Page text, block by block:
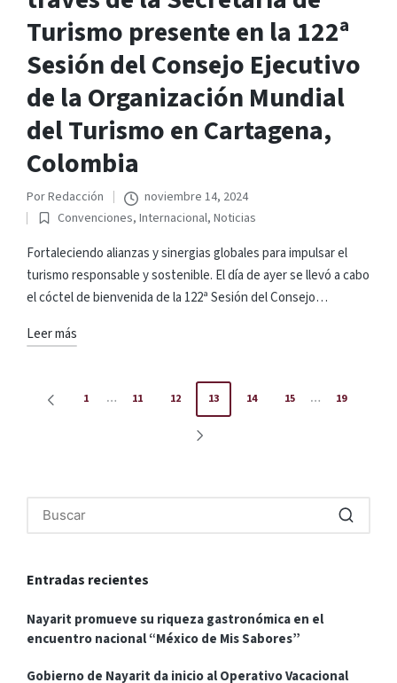
Turismo presente en la 122ª
Sesión del Consejo Ejecutivo
de la Organización Mundial
del Turismo en Cartagena,
Colombia
Publicado
por
PorRedacción
noviembre 14, 2024
Publicado
en
Convenciones, Internacional, Noticias
Fortaleciendo alianzas y sinergias globales para impulsar el
turismo responsable y sostenible. El día de ayer se llevó a cabo
el cóctel de bienvenida de la 122ª Sesión del Consejo…
Leer más
Paginación
PÁGINA
1 … 11 12 13 14 15 … 19
Entradas recientes
Nayarit promueve su riqueza gastronómica en el
encuentro nacional “México de Mis Sabores”
Gobierno de Nayarit da inicio al Operativo Vacacional